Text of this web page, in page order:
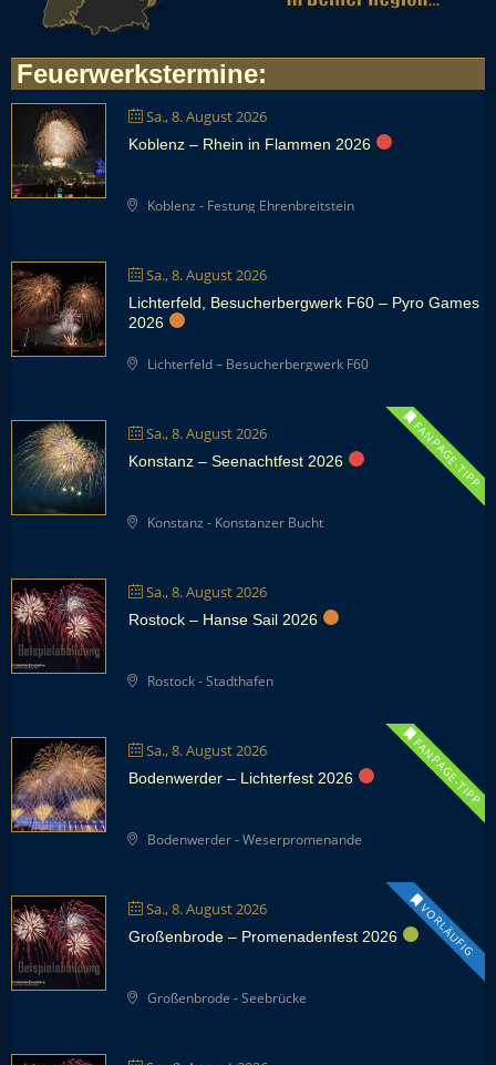
Feuerwerkstermine:
Sa., 8. August 2026
Koblenz – Rhein in Flammen 2026
Koblenz - Festung Ehrenbreitstein
Sa., 8. August 2026
Lichterfeld, Besucherbergwerk F60 – Pyro Games
2026
Lichterfeld – Besucherbergwerk F60
Sa., 8. August 2026 FANPAGE-TIPP
Konstanz – Seenachtfest 2026
Konstanz - Konstanzer Bucht
Sa., 8. August 2026
Rostock – Hanse Sail 2026
Rostock - Stadthafen
Sa., 8. August 2026 FANPAGE-TIPP
Bodenwerder – Lichterfest 2026
Bodenwerder - Weserpromenande
Sa., 8. August 2026 VORLÄUFIG
Großenbrode – Promenadenfest 2026
Großenbrode - Seebrücke